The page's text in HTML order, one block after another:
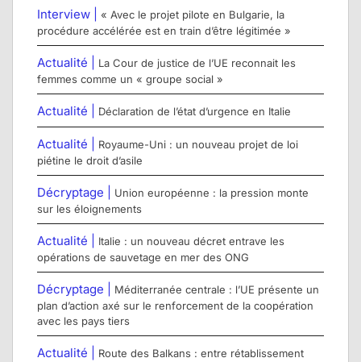
Interview |
« Avec le projet pilote en Bulgarie, la
procédure accélérée est en train d’être légitimée »
Actualité |
La Cour de justice de l’UE reconnait les
femmes comme un « groupe social »
Actualité | Déclaration de l’état d’urgence en Italie
Actualité |
Royaume-Uni : un nouveau projet de loi
piétine le droit d’asile
Décryptage |
Union européenne : la pression monte
sur les éloignements
Actualité |
Italie : un nouveau décret entrave les
opérations de sauvetage en mer des ONG
Décryptage |
Méditerranée centrale : l’UE présente un
plan d’action axé sur le renforcement de la coopération
avec les pays tiers
Actualité |
Route des Balkans : entre rétablissement